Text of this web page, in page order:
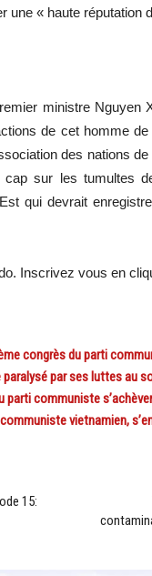
une « haute réputation
ministre Nguyen
de cet homme
des nations
sur les tumultes
qui devrait
Inscrivez vous en
congrès du parti
paralysé par ses luttes au
parti communiste
vietnamien,
15: